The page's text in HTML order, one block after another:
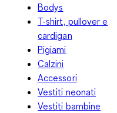
Bodys
T-shirt, pullover e
cardigan
Pigiami
Calzini
Accessori
Vestiti neonati
Vestiti bambine